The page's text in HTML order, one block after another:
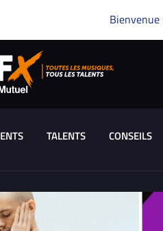
TALENTS CONSEILS